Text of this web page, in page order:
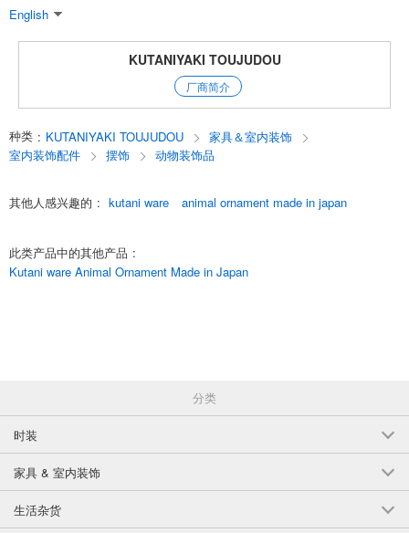
English
KUTANIYAKI TOUJUDOU
厂商简介
种类 : KUTANIYAKI TOUJUDOU
家具＆室内装饰
室内装饰配件
摆饰 动物装饰品
其他人感兴趣的 : kutani ware animal ornament made in japan
此类产品中的其他产品 :
Kutani ware Animal Ornament Made in Japan
分类
时装
家具 & 室内装饰
生活杂货